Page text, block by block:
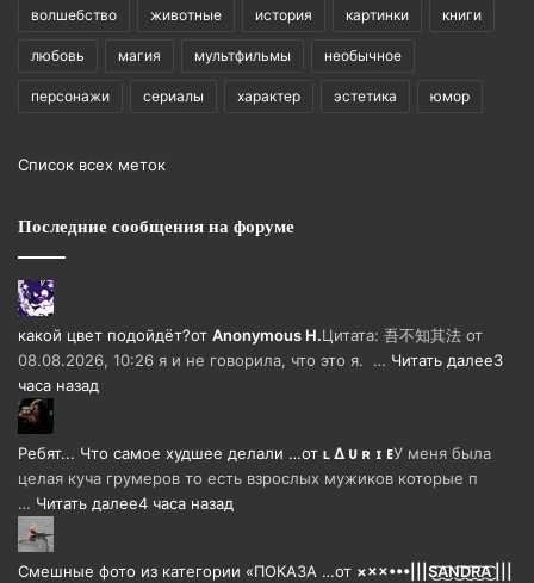
волшебство животные история картинки книги
любовь магия мультфильмы необычное
персонажи сериалы характер эстетика юмор
Список всех меток
Последние сообщения на форуме
какой цвет подойдёт?от Anonymous H.Цитата: 吾不知其法 от
08.08.2026, 10:26 я и не говорила, что это я. … Читать далее3
часа назад
Ребят... Что самое худшее делали …от ʟ ∆ ᴜ ʀ ɪ ᴇУ меня была
целая куча грумеров то есть взрослых мужиков которые п
… Читать далее4 часа назад
Смешные фото из категории «ПОКАЗА …от ×××•••|||S͜͡A͜͡N͜͡D͜͡R͜͡A͜͡ |||